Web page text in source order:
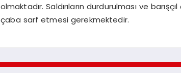
Saldırıların durdurulması ve
sarf etmesi gerekmektedir.